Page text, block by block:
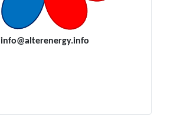
info@alterenergy.info